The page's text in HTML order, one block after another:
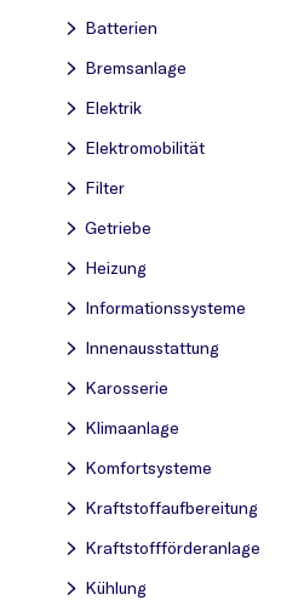
Batterien
Bremsanlage
Elektrik
Elektromobilität
Filter
Getriebe
Heizung
Informationssysteme
Innenausstattung
Karosserie
Klimaanlage
Komfortsysteme
Kraftstoff­aufbereitung
Kraftstoff­förderanlage
Kühlung